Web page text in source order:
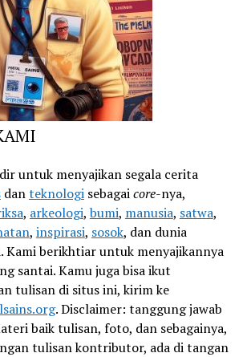
untuk menyajikan segala cerita
danteknologisebagaicore-nya,
, arkeologi, bumi, manusia, satwa,
, inspirasi, sosok, dan dunia
Kami berikhtiar untuk menyajikannya
santai. Kamu juga bisa ikut
tulisan di situs ini, kirim ke
. Disclaimer: tanggung jawab
baik tulisan, foto, dan sebagainya,
tulisan kontributor, ada di tangan